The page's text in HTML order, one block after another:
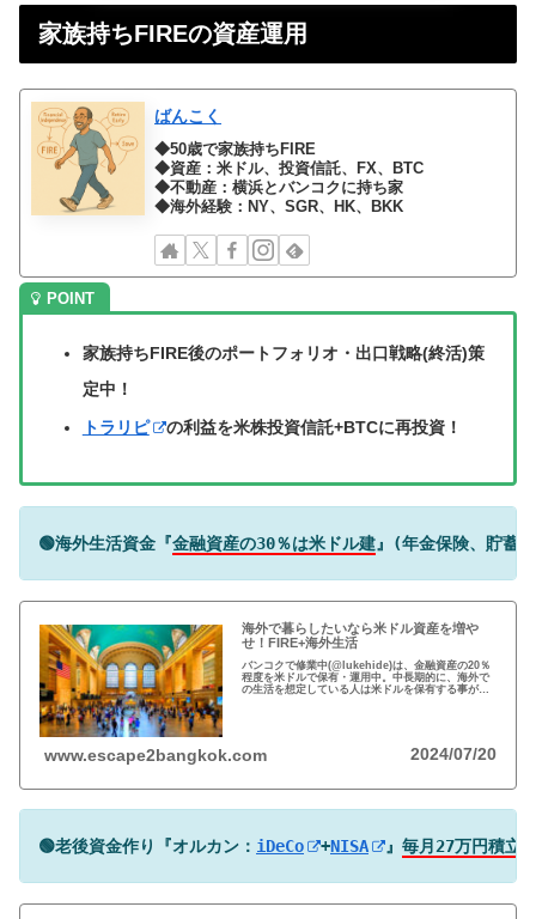
家族持ちFIREの資産運用
ばんこく
◆50歳で家族持ちFIRE
◆資産：米ドル、投資信託、FX、BTC
◆不動産：横浜とバンコクに持ち家
◆海外経験：NY、SGR、HK、BKK
家族持ちFIRE後のポートフォリオ・出口戦略(終活)策
定中！
トラリピ の利益を米株投資信託+BTCに再投資！
🟢海外生活資金『金融資産の30％は米ドル建』(年金保険、貯蓄
海外で暮らしたいなら米ドル資産を増や
せ！FIRE+海外生活
バンコクで修業中(@lukehide)は、金融資産の20％
程度を米ドルで保有・運用中。中長期的に、海外で
の生活を想定している人は米ドルを保有する事がお
www.escape2bangkok.com 2024/07/20
🟢老後資金作り『オルカン： iDeCo +NISA 』 毎月27万円積立